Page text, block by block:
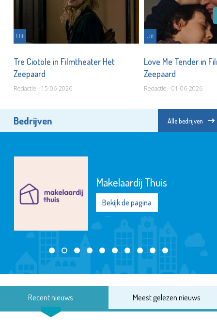
Uit
Tre Ciotole in Filmtheater Het
Zeepaard
Redactie - 15-06-2026
Uit
Love Me Tender in
Zeepaard
Redactie - 01-06-2026
Bedrijven Alle bedrijven
Makelaardij Thuis
Bekijk de pagina
Recent nieuws Meest gelezen nieuws